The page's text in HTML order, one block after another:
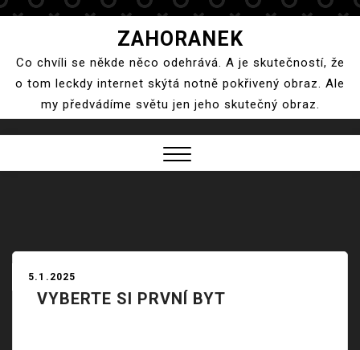
content
ZAHORANEK
Co chvíli se někde něco odehrává. A je skutečností, že
o tom leckdy internet skýtá notně pokřivený obraz. Ale
my předvádíme světu jen jeho skutečný obraz.
VYBERTE SI PRVNÍ BYT
5.1.2025